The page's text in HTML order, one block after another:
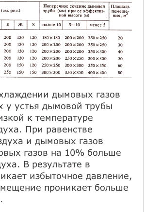
дымовых газов
у устья дымовой трубы
к температуре
При равенстве
и дымовых газов
газов на 10% больше
В результате в
избыточное давление,
проникает больше